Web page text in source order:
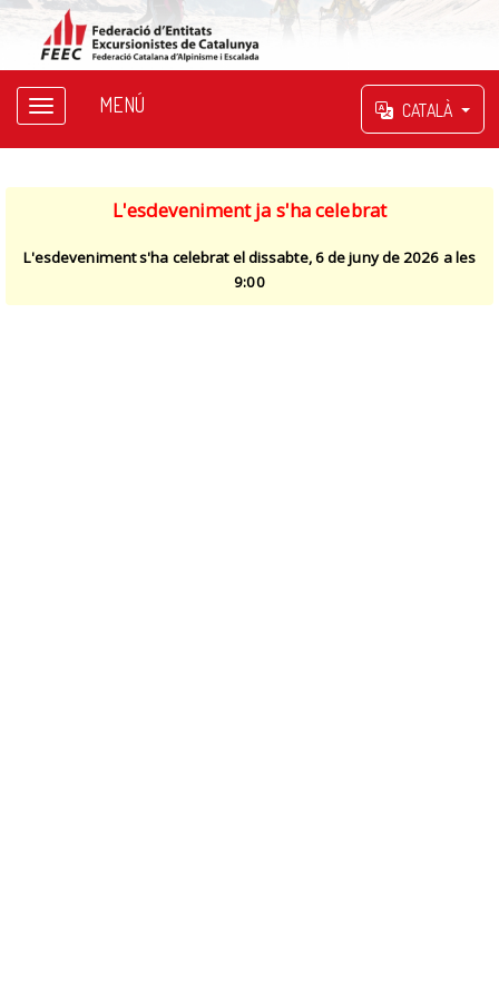
MENÚ CATALÀ
L'esdeveniment ja s'ha celebrat
L'esdeveniment s'ha celebrat el dissabte, 6 de juny de 2026 a les
9:00